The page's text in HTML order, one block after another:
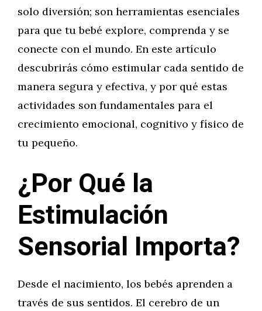
solo diversión; son herramientas esenciales
para que tu bebé explore, comprenda y se
conecte con el mundo. En este artículo
descubrirás cómo estimular cada sentido de
manera segura y efectiva, y por qué estas
actividades son fundamentales para el
crecimiento emocional, cognitivo y físico de
tu pequeño.
¿Por Qué la
Estimulación
Sensorial Importa?
Desde el nacimiento, los bebés aprenden a
través de sus sentidos. El cerebro de un